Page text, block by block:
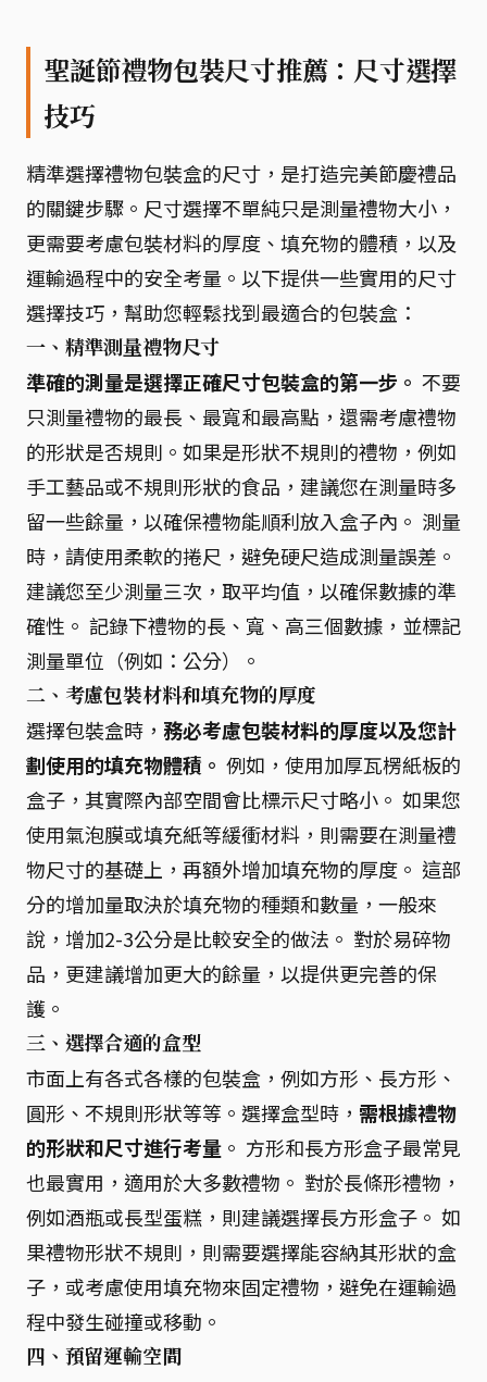
聖誕節禮物包裝尺寸推薦：尺寸選擇
技巧
精準選擇禮物包裝盒的尺寸，是打造完美節慶禮品
的關鍵步驟。尺寸選擇不單純只是測量禮物大小，
更需要考慮包裝材料的厚度、填充物的體積，以及
運輸過程中的安全考量。以下提供一些實用的尺寸
選擇技巧，幫助您輕鬆找到最適合的包裝盒：
一、精準測量禮物尺寸
準確的測量是選擇正確尺寸包裝盒的第一步。 不要
只測量禮物的最長、最寬和最高點，還需考慮禮物
的形狀是否規則。如果是形狀不規則的禮物，例如
手工藝品或不規則形狀的食品，建議您在測量時多
留一些餘量，以確保禮物能順利放入盒子內。 測量
時，請使用柔軟的捲尺，避免硬尺造成測量誤差。
建議您至少測量三次，取平均值，以確保數據的準
確性。 記錄下禮物的長、寬、高三個數據，並標記
測量單位（例如：公分）。
二、考慮包裝材料和填充物的厚度
選擇包裝盒時， 務必考慮包裝材料的厚度以及您計
劃使用的填充物體積。 例如，使用加厚瓦楞紙板的
盒子，其實際內部空間會比標示尺寸略小。 如果您
使用氣泡膜或填充紙等緩衝材料，則需要在測量禮
物尺寸的基礎上，再額外增加填充物的厚度。 這部
分的增加量取決於填充物的種類和數量，一般來
說，增加2-3公分是比較安全的做法。 對於易碎物
品，更建議增加更大的餘量，以提供更完善的保
護。
三、選擇合適的盒型
市面上有各式各樣的包裝盒，例如方形、長方形、
圓形、不規則形狀等等。選擇盒型時， 需根據禮物
的形狀和尺寸進行考量 。 方形和長方形盒子最常見
也最實用，適用於大多數禮物。 對於長條形禮物，
例如酒瓶或長型蛋糕，則建議選擇長方形盒子。 如
果禮物形狀不規則，則需要選擇能容納其形狀的盒
子，或考慮使用填充物來固定禮物，避免在運輸過
程中發生碰撞或移動。
四、預留運輸空間